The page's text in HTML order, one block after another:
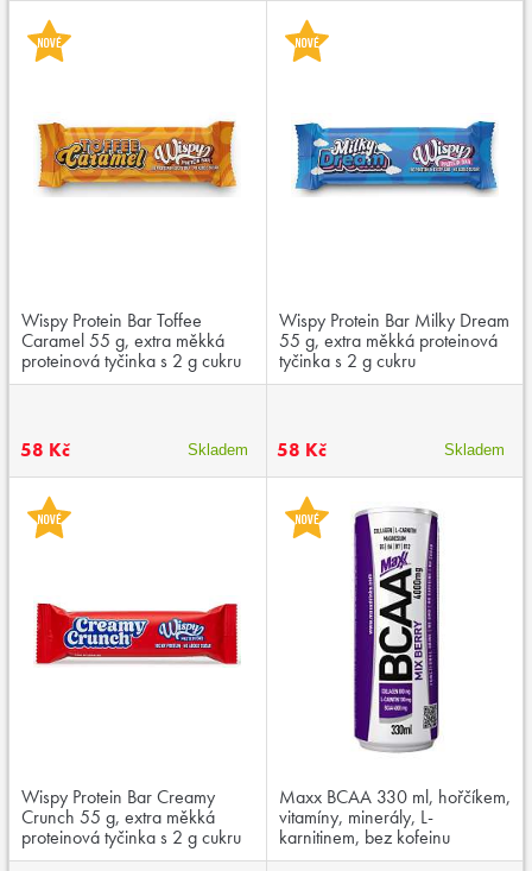
Wispy Protein Bar Toffee
Caramel 55 g, extra měkká
proteinová tyčinka s 2 g cukru
58 Kč Skladem
Wispy Protein Bar Milky Dream
55 g, extra měkká proteinová
tyčinka s 2 g cukru
58 Kč Skladem
Wispy Protein Bar Creamy
Crunch 55 g, extra měkká
proteinová tyčinka s 2 g cukru
Maxx BCAA 330 ml, hořčíkem,
vitamíny, minerály, L-
karnitinem, bez kofeinu